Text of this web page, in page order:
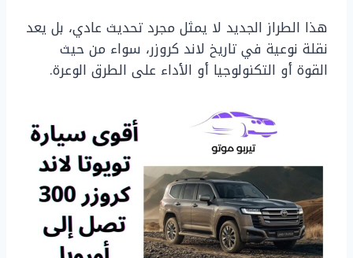
هذا الطراز الجديد لا يمثل مجرد تحديث عادي، بل يعد
نقلة نوعية في تاريخ لاند كروزر، سواء من حيث
القوة أو التكنولوجيا أو الأداء على الطرق الوعرة.